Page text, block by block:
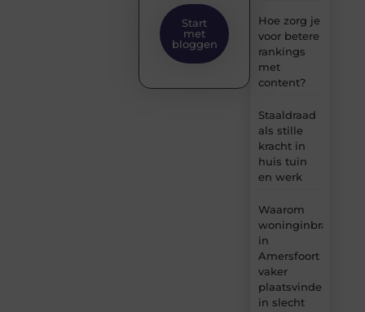
Hoe zorg je
voor betere
rankings
met
content?
Staaldraad
als stille
kracht in
huis tuin
en werk
Waarom
woninginbraken
in
Amersfoort
vaker
plaatsvinden
in slecht
Start
met
bloggen